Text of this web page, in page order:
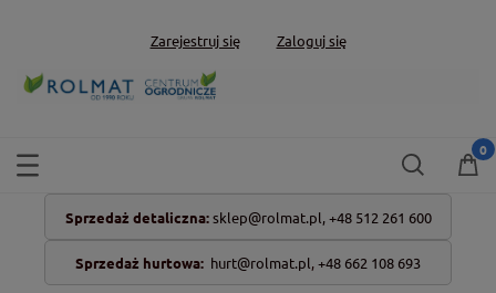
Zarejestruj się Zaloguj się
Sprzedaż detaliczna: sklep@rolmat.pl, +48 512 261 600
Sprzedaż hurtowa: hurt@rolmat.pl,+48 662 108 693